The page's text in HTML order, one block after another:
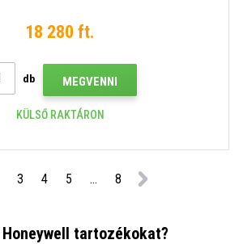
18 280 ft.
db MEGVENNI
KÜLSŐ RAKTÁRON
3 4 5 ... 8
tartozékokat?